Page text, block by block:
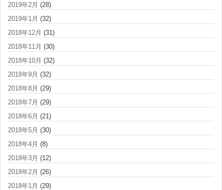
2019年2月 (28)
2019年1月 (32)
2018年12月 (31)
2018年11月 (30)
2018年10月 (32)
2018年9月 (32)
2018年8月 (29)
2018年7月 (29)
2018年6月 (21)
2018年5月 (30)
2018年4月 (8)
2018年3月 (12)
2018年2月 (26)
2018年1月 (29)